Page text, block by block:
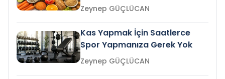
Zeynep GÜÇLÜCAN
Kas Yapmak İçin Saatlerce
Spor Yapmanıza Gerek Yok
Zeynep GÜÇLÜCAN